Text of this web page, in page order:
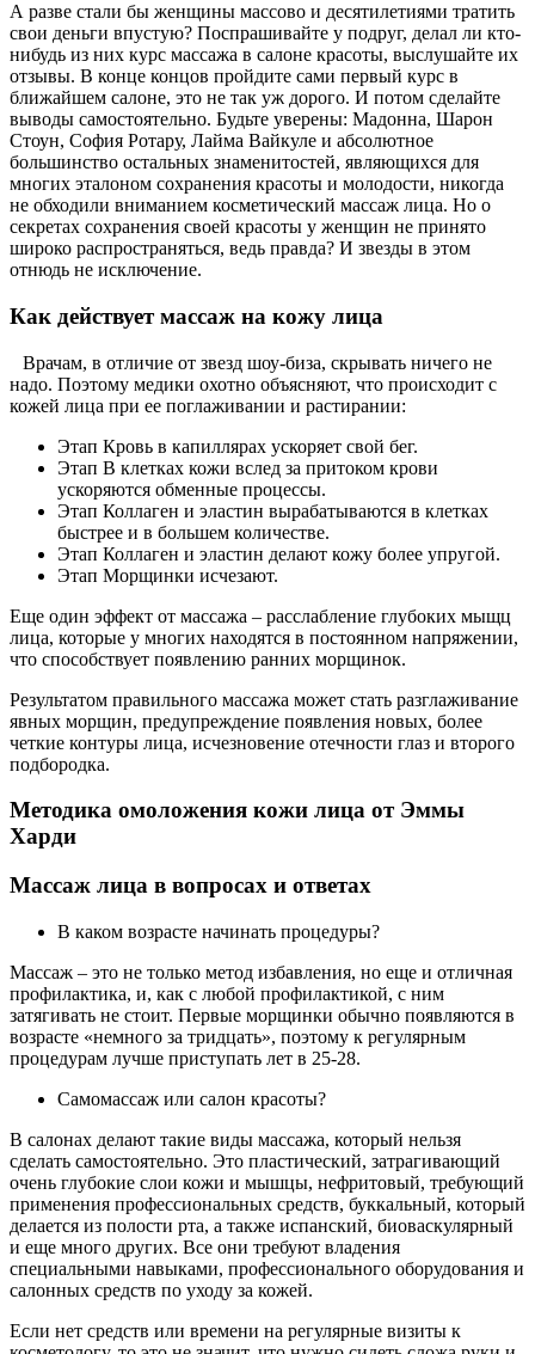
А разве стали бы женщины массово и десятилетиями тратить
свои деньги впустую? Поспрашивайте у подруг, делал ли кто-
нибудь из них курс массажа в салоне красоты, выслушайте их
отзывы. В конце концов пройдите сами первый курс в
ближайшем салоне, это не так уж дорого. И потом сделайте
выводы самостоятельно. Будьте уверены: Мадонна, Шарон
Стоун, София Ротару, Лайма Вайкуле и абсолютное
большинство остальных знаменитостей, являющихся для
многих эталоном сохранения красоты и молодости, никогда
не обходили вниманием косметический массаж лица. Но о
секретах сохранения своей красоты у женщин не принято
широко распространяться, ведь правда? И звезды в этом
отнюдь не исключение.
Как действует массаж на кожу лица
Врачам, в отличие от звезд шоу-биза, скрывать ничего не
надо. Поэтому медики охотно объясняют, что происходит с
кожей лица при ее поглаживании и растирании:
Этап Кровь в капиллярах ускоряет свой бег.
Этап В клетках кожи вслед за притоком крови
ускоряются обменные процессы.
Этап Коллаген и эластин вырабатываются в клетках
быстрее и в большем количестве.
Этап Коллаген и эластин делают кожу более упругой.
Этап Морщинки исчезают.
Еще один эффект от массажа – расслабление глубоких мыщц
лица, которые у многих находятся в постоянном напряжении,
что способствует появлению ранних морщинок.
Результатом правильного массажа может стать разглаживание
явных морщин, предупреждение появления новых, более
четкие контуры лица, исчезновение отечности глаз и второго
подбородка.
Методика омоложения кожи лица от Эммы
Харди
Массаж лица в вопросах и ответах
В каком возрасте начинать процедуры?
Массаж – это не только метод избавления, но еще и отличная
профилактика, и, как с любой профилактикой, с ним
затягивать не стоит. Первые морщинки обычно появляются в
возрасте «немного за тридцать», поэтому к регулярным
процедурам лучше приступать лет в 25-28.
Самомассаж или салон красоты?
В салонах делают такие виды массажа, который нельзя
сделать самостоятельно. Это пластический, затрагивающий
очень глубокие слои кожи и мышцы, нефритовый, требующий
применения профессиональных средств, буккальный, который
делается из полости рта, а также испанский, биоваскулярный
и еще много других. Все они требуют владения
специальными навыками, профессионального оборудования и
салонных средств по уходу за кожей.
Если нет средств или времени на регулярные визиты к